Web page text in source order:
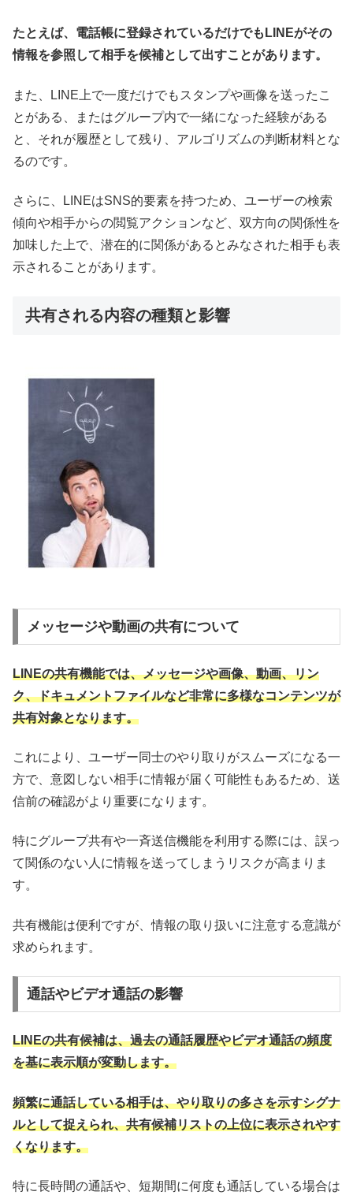
たとえば、電話帳に登録されているだけでもLINEがその
情報を参照して相手を候補として出すことがあります。
また、LINE上で一度だけでもスタンプや画像を送ったこ
とがある、またはグループ内で一緒になった経験がある
と、それが履歴として残り、アルゴリズムの判断材料とな
るのです。
さらに、LINEはSNS的要素を持つため、ユーザーの検索
傾向や相手からの閲覧アクションなど、双方向の関係性を
加味した上で、潜在的に関係があるとみなされた相手も表
示されることがあります。
共有される内容の種類と影響
メッセージや動画の共有について
LINEの共有機能では、メッセージや画像、動画、リン
ク、ドキュメントファイルなど非常に多様なコンテンツが
共有対象となります。
これにより、ユーザー同士のやり取りがスムーズになる一
方で、意図しない相手に情報が届く可能性もあるため、送
信前の確認がより重要になります。
特にグループ共有や一斉送信機能を利用する際には、誤っ
て関係のない人に情報を送ってしまうリスクが高まりま
す。
共有機能は便利ですが、情報の取り扱いに注意する意識が
求められます。
通話やビデオ通話の影響
LINEの共有候補は、過去の通話履歴やビデオ通話の頻度
を基に表示順が変動します。
頻繁に通話している相手は、やり取りの多さを示すシグナ
ルとして捉えられ、共有候補リストの上位に表示されやす
くなります。
特に長時間の通話や、短期間に何度も通話している場合は